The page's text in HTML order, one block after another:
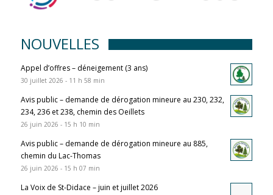
NOUVELLES
Appel d’offres – déneigement (3 ans)
30 juillet 2026 - 11 h 58 min
Avis public – demande de dérogation mineure au 230, 232,
234, 236 et 238, chemin des Oeillets
26 juin 2026 - 15 h 10 min
Avis public – demande de dérogation mineure au 885,
chemin du Lac-Thomas
26 juin 2026 - 15 h 07 min
La Voix de St-Didace – juin et juillet 2026